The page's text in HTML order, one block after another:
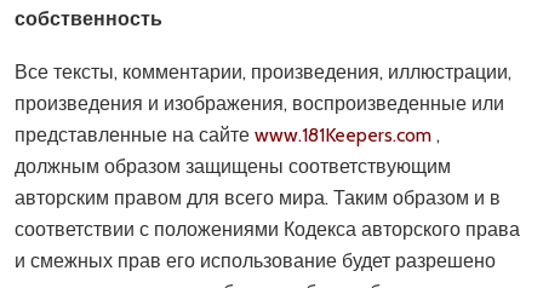
собственность
Все тексты, комментарии, произведения, иллюстрации,
произведения и изображения, воспроизведенные или
представленные на сайте www.181Keepers.com ,
должным образом защищены соответствующим
авторским правом для всего мира. Таким образом и в
соответствии с положениями Кодекса авторского права
и смежных прав его использование будет разрешено